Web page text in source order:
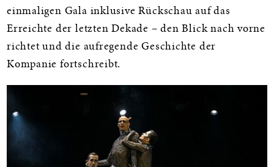
einmaligen Gala inklusive Rückschau auf das
Erreichte der letzten Dekade – den Blick nach vorne
richtet und die aufregende Geschichte der
Kompanie fortschreibt.